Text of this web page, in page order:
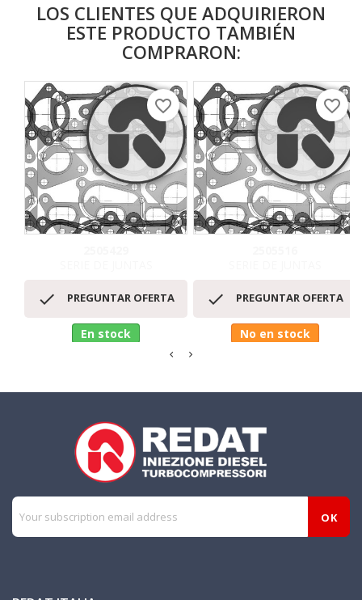
LOS CLIENTES QUE ADQUIRIERON
ESTE PRODUCTO TAMBIÉN
COMPRARON:
 PREGUNTAR OFERTA
En stock
favorite_border
 PREGUNTAR OFERTA
No en stock
favorite_border